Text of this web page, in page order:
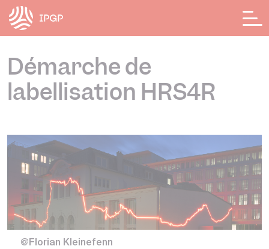
Démarche de
labellisation HRS4R
@Florian Kleinefenn
Panneau de gestion des cookies